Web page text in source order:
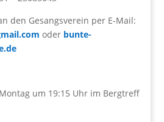
den Gesangsverein per E-Mail:
oder bunte-
um 19:15 Uhr im Bergtreff